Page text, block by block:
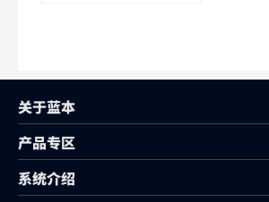
关于蓝本
产品专区
系统介绍